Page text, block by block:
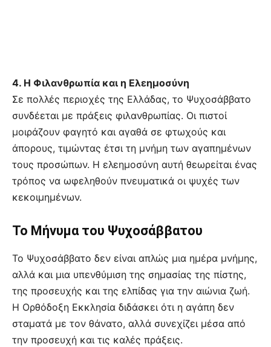
4. Η Φιλανθρωπία και η Ελεημοσύνη
Σε πολλές περιοχές της Ελλάδας, το Ψυχοσάββατο
συνδέεται με πράξεις φιλανθρωπίας. Οι πιστοί
μοιράζουν φαγητό και αγαθά σε φτωχούς και
άπορους, τιμώντας έτσι τη μνήμη των αγαπημένων
τους προσώπων. Η ελεημοσύνη αυτή θεωρείται ένας
τρόπος να ωφεληθούν πνευματικά οι ψυχές των
κεκοιμημένων.
Το Μήνυμα του Ψυχοσάββατου
Το Ψυχοσάββατο δεν είναι απλώς μια ημέρα μνήμης,
αλλά και μια υπενθύμιση της σημασίας της πίστης,
της προσευχής και της ελπίδας για την αιώνια ζωή.
Η Ορθόδοξη Εκκλησία διδάσκει ότι η αγάπη δεν
σταματά με τον θάνατο, αλλά συνεχίζει μέσα από
την προσευχή και τις καλές πράξεις.